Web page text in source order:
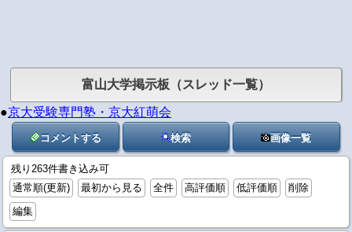
富山大学掲示板（スレッド一覧）
●京大受験専門塾・京大紅萌会
コメントする 検索 画像一覧
残り263件書き込み可
通常順(更新)
最初から見る 全件 高評価順 低評価順
削除
編集